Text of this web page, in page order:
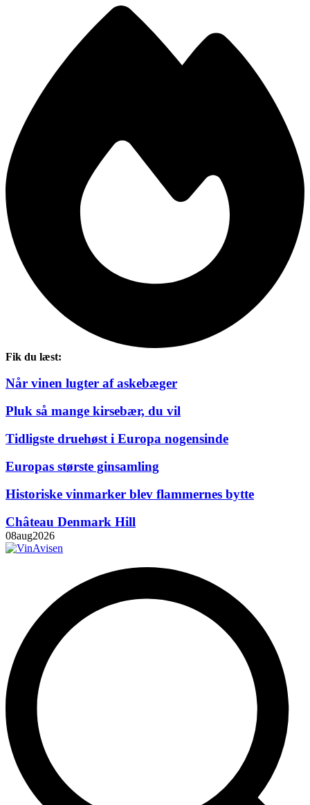
Fik du læst:
Når vinen lugter af askebæger
Pluk så mange kirsebær, du vil
Tidligste druehøst i Europa nogensinde
Europas største ginsamling
Historiske vinmarker blev flammernes bytte
Château Denmark Hill
08aug2026